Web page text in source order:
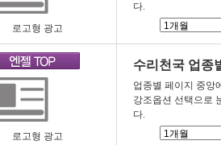
로고형 광고
다.
로고형 광고
수리천국 업종
업종별 페이지 중앙
강조옵션 선택으로
다.